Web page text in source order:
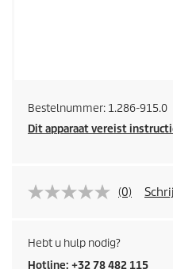
Bestelnummer: 1.286-915.0
Dit apparaat vereist
(0)
Hebt u hulp nodig?
Hotline: +32 78 482 115